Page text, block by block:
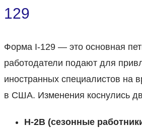
129
Форма I-129 — это основная
работодатели подают для
иностранных специалистов на
в США. Изменения коснулись
H-2B (сезонные